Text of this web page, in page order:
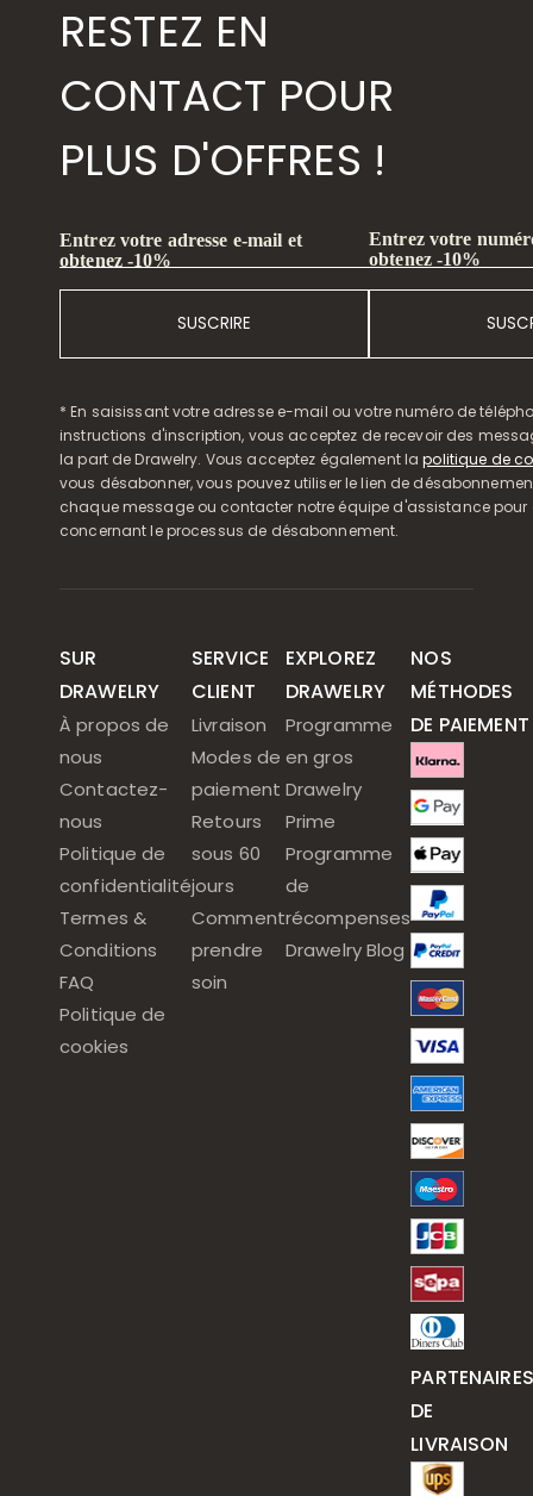
RESTEZ EN
CONTACT POUR
PLUS D'OFFRES !
Entrez votre adresse e-mail et
obtenez -10%
SUSCRIRE
Entrez votre
obtenez -10%
* En saisissant votre adresse e-mail ou votre numéro de
instructions d'inscription, vous acceptez de recevoir des
la part de Drawelry. Vous acceptez également lapolitique de
vous désabonner, vous pouvez utiliser le lien de
chaque message ou contacter notre équipe d'assistance pour
concernant le processus de désabonnement.
SUR
DRAWELRY
À propos de
nous
Contactez-
nous
Politique de
confidentialité
Termes &
Conditions
FAQ
Politique de
cookies
SERVICE
CLIENT
Livraison
Modes de
paiement
Retours
sous 60
jours
Comment
prendre
soin
EXPLOREZ
DRAWELRY
Programme
en gros
Drawelry
Prime
Programme
de
récompenses
Drawelry Blog
NOS
MÉTHODES
DE PAIEMENT
PARTENAIRES
DE
LIVRAISON